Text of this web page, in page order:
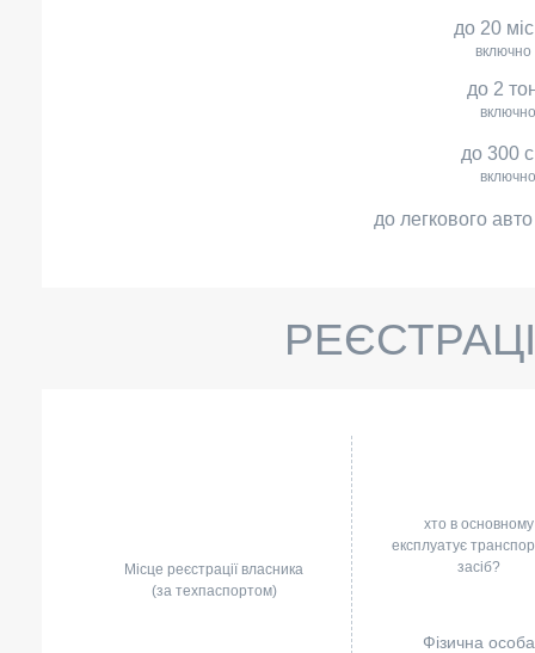
до 20
включно
до 2
включно
до 300
включно
до легкового авто
Місце реєстрації власника
(за техпаспортом)
хто в основному
експлуатує
засіб?
Фізична особа